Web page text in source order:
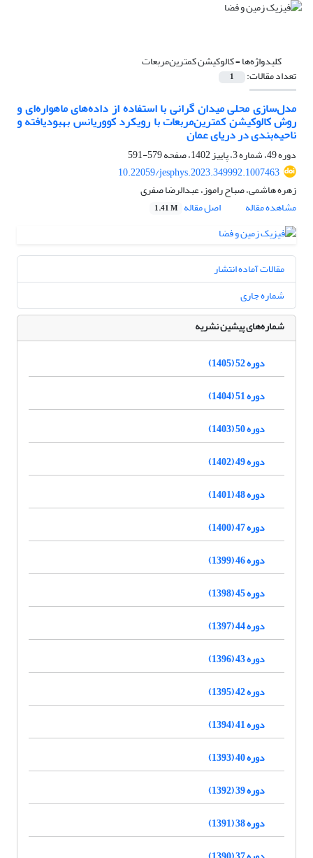
کلیدواژه‌ها =کالوکیشن کمترین‌مربعات
تعداد مقالات: 1
مدل‌سازی محلی میدان گرانی با استفاده از داده‌های ماهواره‌ای و
روش کالوکیشن کمترین‌مربعات با رویکرد کووریانس بهبودیافته و
ناحیه‌بندی در دریای عمان
دوره 49، شماره 3، پاییز 1402، صفحه
579-591
10.22059/jesphys.2023.349992.1007463
زهره هاشمی، صباح راموز، عبدالرضا صفری
مشاهده مقاله
اصل مقاله 1.41 M
مقالات آماده انتشار
شماره جاری
شماره‌های پیشین نشریه
دوره 52 (1405)
دوره 51 (1404)
دوره 50 (1403)
دوره 49 (1402)
دوره 48 (1401)
دوره 47 (1400)
دوره 46 (1399)
دوره 45 (1398)
دوره 44 (1397)
دوره 43 (1396)
دوره 42 (1395)
دوره 41 (1394)
دوره 40 (1393)
دوره 39 (1392)
دوره 38 (1391)